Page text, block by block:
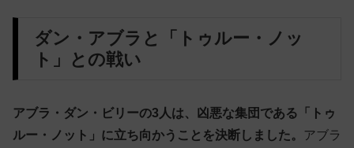
ダン・アブラと「トゥルー・ノッ
ト」との戦い
アブラ・ダン・ビリーの3人は、凶悪な集団である「トゥ
ルー・ノット」に立ち向かうことを決断しました。
アブラ